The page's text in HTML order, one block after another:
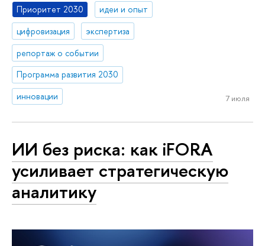
Приоритет 2030
идеи и опыт
цифровизация
экспертиза
репортаж о событии
Программа развития 2030
инновации
7 июля
ИИ без риска: как iFORA
усиливает стратегическую
аналитику